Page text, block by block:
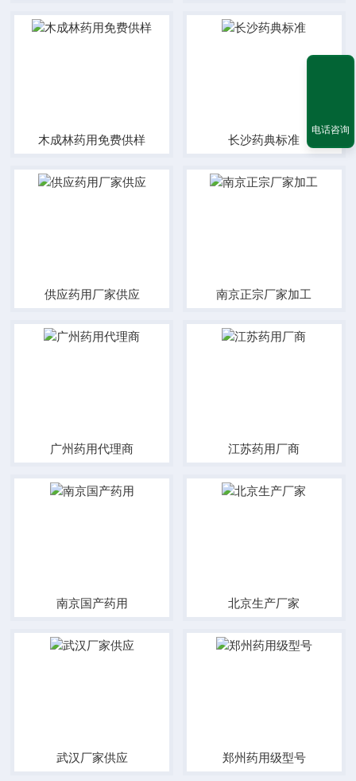
木成林药用免费供样 长沙药典标准
供应药用厂家供应 南京正宗厂家加工
广州药用代理商 江苏药用厂商
南京国产药用 北京生产厂家
武汉厂家供应 郑州药用级型号
电话咨询